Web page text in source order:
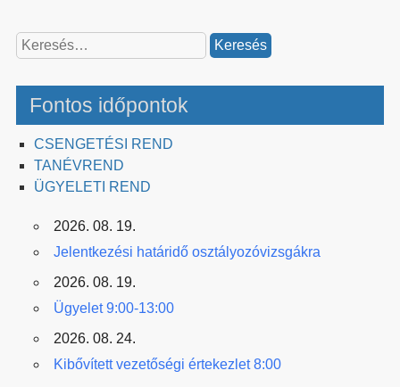
Keresés:
Fontos időpontok
CSENGETÉSI REND
TANÉVREND
ÜGYELETI REND
2026. 08. 19.
Jelentkezési határidő osztályozóvizsgákra
2026. 08. 19.
Ügyelet 9:00-13:00
2026. 08. 24.
Kibővített vezetőségi értekezlet 8:00